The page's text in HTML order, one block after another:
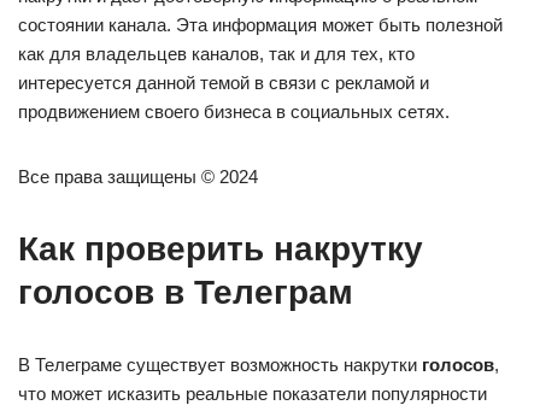
состоянии канала. Эта информация может быть полезной
как для владельцев каналов, так и для тех, кто
интересуется данной темой в связи с рекламой и
продвижением своего бизнеса в социальных сетях.
Все права защищены © 2024
Как проверить накрутку
голосов в Телеграм
В Телеграме существует возможность накрутки голосов,
что может исказить реальные показатели популярности